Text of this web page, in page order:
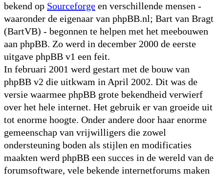
bekend op Sourceforge en verschillende mensen -
waaronder de eigenaar van phpBB.nl; Bart van Bragt
(BartVB) - begonnen te helpen met het meebouwen
aan phpBB. Zo werd in december 2000 de eerste
uitgave phpBB v1 een feit.
In februari 2001 werd gestart met de bouw van
phpBB v2 die uitkwam in April 2002. Dit was de
versie waarmee phpBB grote bekendheid verwierf
over het hele internet. Het gebruik er van groeide uit
tot enorme hoogte. Onder andere door haar enorme
gemeenschap van vrijwilligers die zowel
ondersteuning boden als stijlen en modificaties
maakten werd phpBB een succes in de wereld van de
forumsoftware, vele bekende internetforums maken